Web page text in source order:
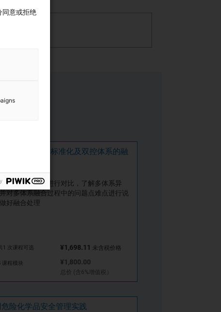
安全生产标准化及双控体系的融
系要点及要求进行对比，了解多体系异
对多体系融合过程中的问题点难点进行说
好融合处理
1 次课程可选
课程模块
¥1,698.11 未含税价格
¥1,800.00
总价 (含6%增值税）
险化学品安全管理实践
同意或拒绝